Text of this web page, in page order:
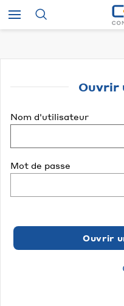
Ouvrir
Nom d'utilisateur
Mot de passe
Ouvrir